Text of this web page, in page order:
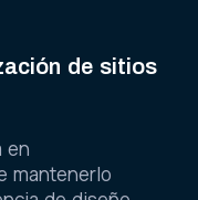
de sitios
en
mantenerlo